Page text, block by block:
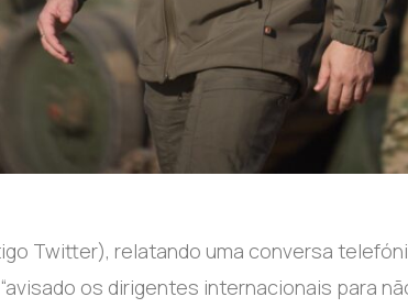
Twitter), relatando uma conversa
os dirigentes internacionais para